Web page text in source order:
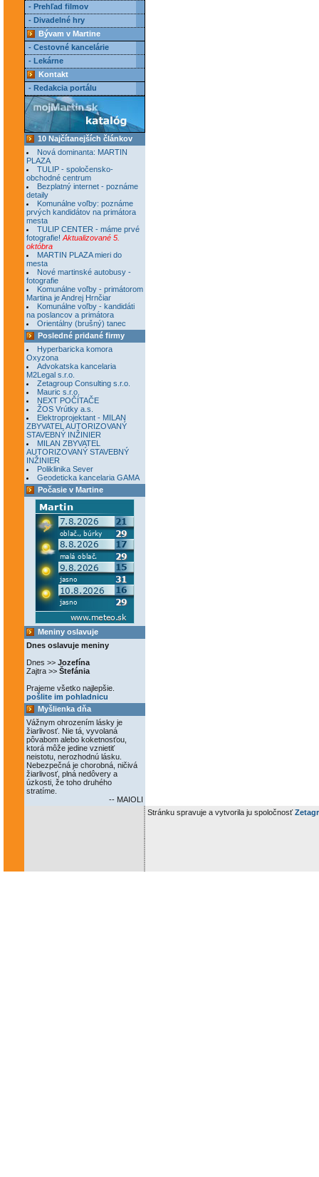
- Prehľad filmov
- Divadelné hry
Bývam v Martine
- Cestovné kancelárie
- Lekárne
Kontakt
- Redakcia portálu
10 Najčítanejších článkov
Nová dominanta: MARTIN
PLAZA
TULIP - spoločensko-
obchodné centrum
Bezplatný internet - poznáme
detaily
Komunálne voľby: poznáme
prvých kandidátov na primátora
mesta
TULIP CENTER - máme prvé
fotografie! Aktualizované 5.
októbra
MARTIN PLAZA mieri do
mesta
Nové martinské autobusy -
fotografie
Komunálne voľby - primátorom
Martina je Andrej Hrnčiar
Komunálne voľby - kandidáti
na poslancov a primátora
Orientálny (brušný) tanec
Posledné pridané firmy
Hyperbaricka komora
Oxyzona
Advokatska kancelaria
M2Legal s.r.o.
Zetagroup Consulting s.r.o.
Mauric s.r.o.
NEXT POČÍTAČE
ŽOS Vrútky a.s.
Elektroprojektant - MILAN
ZBYVATEL AUTORIZOVANÝ
STAVEBNÝ INŽINIER
MILAN ZBYVATEL
AUTORIZOVANÝ STAVEBNÝ
INŽINIER
Poliklinika Sever
Geodeticka kancelaria GAMA
Počasie v Martine
Meniny oslavuje
Dnes oslavuje meniny
Dnes >> Jozefína
Zajtra >> Štefánia
Prajeme všetko najlepšie.
pošlite im pohladnicu
Myšlienka dňa
Vážnym ohrozením lásky je
žiarlivosť. Nie tá, vyvolaná
pôvabom alebo koketnosťou,
ktorá môže jedine vznietiť
neistotu, nerozhodnú lásku.
Nebezpečná je chorobná, ničivá
žiarlivosť, plná nedôvery a
úzkosti, že toho druhého
stratíme.
-- MAIOLI
Stránku spravuje a vytvorila ju spoločnosť